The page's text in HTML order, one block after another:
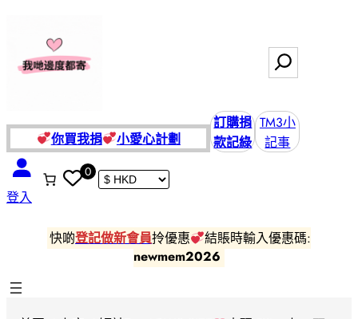
你買我捐 小愛心計劃
訂購捐
款記綠
TM3小
記事
登入
0
快啲登記做新會員拎優惠
結賬時輸入優惠碼:
newmem2026